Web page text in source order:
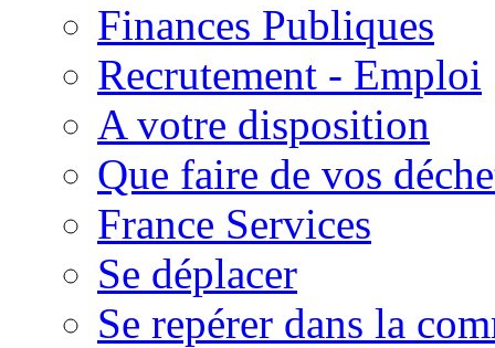
Finances Publiques
Recrutement - Emploi
A votre disposition
Que faire de vos
France Services
Se déplacer
Se repérer dans la